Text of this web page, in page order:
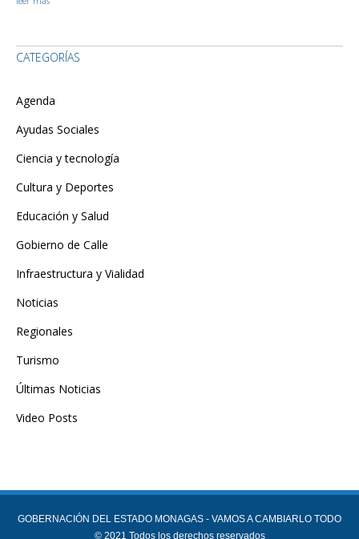
CATEGORÍAS
Agenda
Ayudas Sociales
Ciencia y tecnología
Cultura y Deportes
Educación y Salud
Gobierno de Calle
Infraestructura y Vialidad
Noticias
Regionales
Turismo
Últimas Noticias
Video Posts
GOBERNACIÓN DEL ESTADO MONAGAS - VAMOS A CAMBIARLO TODO
© 2021 Todos los derechos reservados